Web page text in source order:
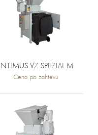
VZ SPEZIAL M
Cena po zahtevu